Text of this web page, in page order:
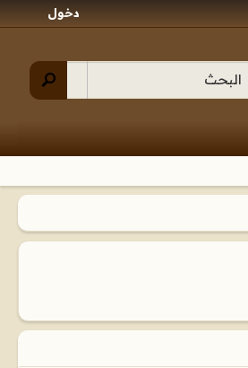
دخول